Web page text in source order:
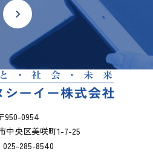
950-0954
中央区美咲町1-7-25
025-285-8540